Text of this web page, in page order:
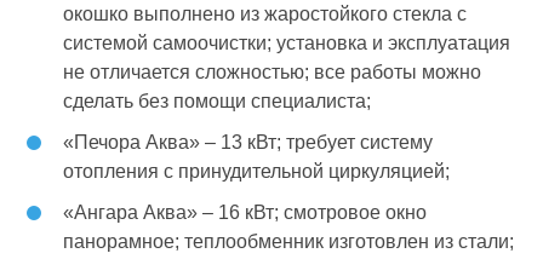
окошко выполнено из жаростойкого стекла с
системой самоочистки; установка и эксплуатация
не отличается сложностью; все работы можно
сделать без помощи специалиста;
«Печора Аква» – 13 кВт; требует систему
отопления с принудительной циркуляцией;
«Ангара Аква» – 16 кВт; смотровое окно
панорамное; теплообменник изготовлен из стали;